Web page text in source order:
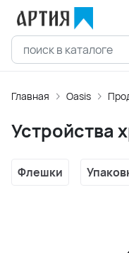
Главная Oasis
Устройства
Флешки